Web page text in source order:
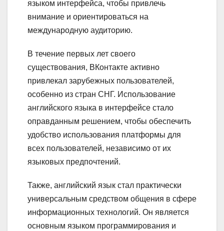
языком интерфейса, чтобы привлечь
внимание и ориентироваться на
международную аудиторию.
В течение первых лет своего
существования, ВКонтакте активно
привлекал зарубежных пользователей,
особенно из стран СНГ. Использование
английского языка в интерфейсе стало
оправданным решением, чтобы обеспечить
удобство использования платформы для
всех пользователей, независимо от их
языковых предпочтений.
Также, английский язык стал практически
универсальным средством общения в сфере
информационных технологий. Он является
основным языком программирования и